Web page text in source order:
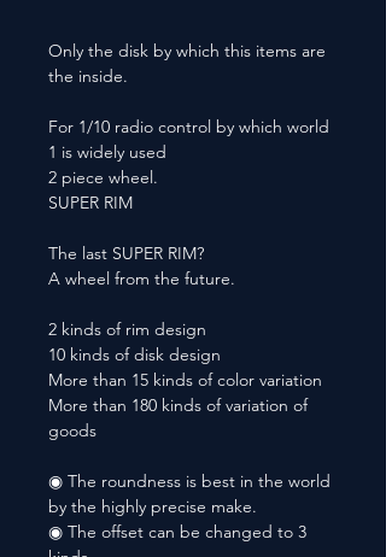
Only the disk by which this items are
the inside.
For 1/10 radio control by which world
1 is widely used
2 piece wheel.
SUPER RIM
The last SUPER RIM?
A wheel from the future.
2 kinds of rim design
10 kinds of disk design
More than 15 kinds of color variation
More than 180 kinds of variation of
goods
◉ The roundness is best in the world
by the highly precise make.
◉ The offset can be changed to 3